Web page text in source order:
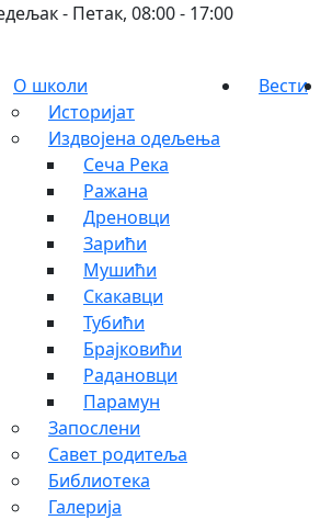
- Петак, 08:00 - 17:00
О школи
Историјат
Издвојена одељења
Сеча Река
Ражана
Дреновци
Зарићи
Мушићи
Скакавци
Тубићи
Брајковићи
Радановци
Парамун
Запослени
Савет родитеља
Библиотека
Галерија
Вести